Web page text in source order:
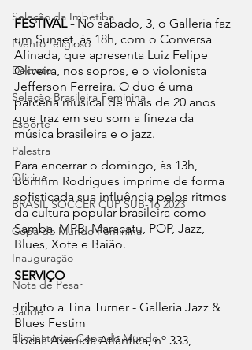
Seleção da Imbetiba
Evento religioso
Decreto
Seleção Brasileira Feminina
Esporte
Palestra
Oficina
BRASIL SOCCER CUP SUB-16 2023
Copa do Mundo Feminina
Inauguração
Nota de Pesar
Saude
Eliminatórias Copa do Mundo
FESTIVAL - No sábado, 3, o Galleria faz
um Sunset, às 18h, com o Conversa
Afinada, que apresenta Luiz Felipe
Oliveira, nos sopros, e o violonista
Jefferson Ferreira. O duo é uma
parceria musical de mais de 20 anos
que traz em seu som a fineza da
música brasileira e o jazz.
Para encerrar o domingo, às 13h,
Bomfim Rodrigues imprime de forma
sofisticada sua influência pelos ritmos
da cultura popular brasileira como
Samba, MPB, Maracatu, POP, Jazz,
Blues, Xote e Baião.
SERVIÇO
Tributo a Tina Turner - Galleria Jazz &
Blues Festim
Local: Avenida Atlântica, nº 333,